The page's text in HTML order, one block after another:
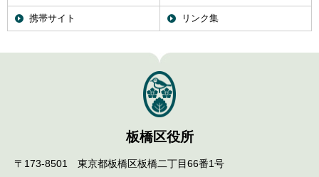
携帯サイト リンク集
板橋区役所
〒173-8501 東京都板橋区板橋二丁目66番1号